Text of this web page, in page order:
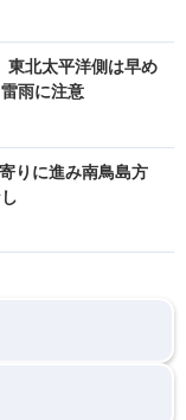
北太平洋側は早め
雨に注意
りに進み南鳥島方